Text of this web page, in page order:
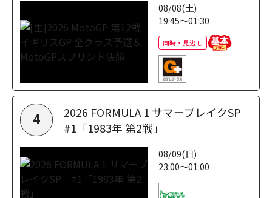
08/08(土)
19:45～01:30
同時・見逃し
4
2026 FORMULA 1 サマーブレイクSP
#1「1983年 第2戦」
08/09(日)
23:00～01:00